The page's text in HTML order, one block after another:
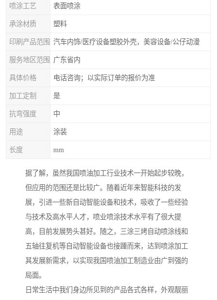
喷涂工艺 表面喷涂
承涂材质 塑料
印刷产品范围 汽车内饰/医疗设备塑胶外壳，美容设备/公仔动漫
服务地区范围 广东省内
具体价格 电话咨询；以实际订单的报价为准
加工定制 是
抗弯强度 中
用途 涂装
长度 mm
据了解，虽然我国喷油加工行业技术一开始起步较晚，
但应用的范围还是比较广。随着近年来智能科技的发
展，引进一些新自动智能设备和技术，吸收了一些经验
与技术及高水平人才，喷业喷涂技术水平有了很大提
高，目前发展势头甚好。随之，三涂三烤自动喷涂线和
五轴往复机等自动智能设备也接踵而来，达到喷涂加工
其发展新需求，以实现我国喷油加工制造业由广到强的
局面。
日常生活中我们身边所见到的产品各式各样，外观靓丽